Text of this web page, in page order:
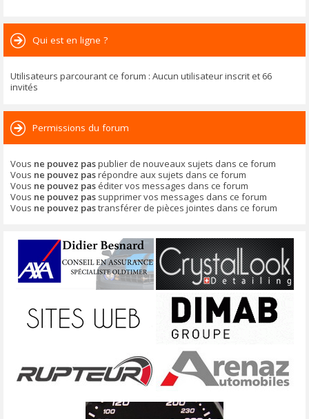
Qui est en ligne ?
Utilisateurs parcourant ce forum : Aucun utilisateur inscrit et 66
invités
Permissions du forum
Vous ne pouvez paspublier de nouveaux sujets dans ce forum
Vous ne pouvez pasrépondre aux sujets dans ce forum
Vous ne pouvez pas éditer vos messages dans ce forum
Vous ne pouvez pas supprimer vos messages dans ce forum
Vous ne pouvez pastransférer de pièces jointes dans ce forum